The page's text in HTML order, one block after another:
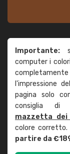
Importante:
computer i
l'impressione
pagina solo
consiglia di
mazzetta dei
colore corretto.
partire da